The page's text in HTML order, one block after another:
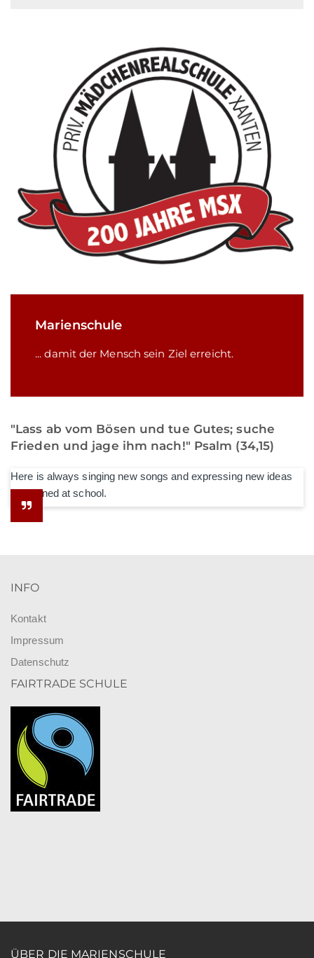
Marienschule
... damit der Mensch sein Ziel erreicht.
"Lass ab vom Bösen und tue Gutes; suche
Frieden und jage ihm nach!" Psalm (34,15)
Here is always singing new songs and expressing new ideas
he learned at school.
INFO
Kontakt
Impressum
Datenschutz
FAIRTRADE SCHULE
ÜBER DIE MARIENSCHULE